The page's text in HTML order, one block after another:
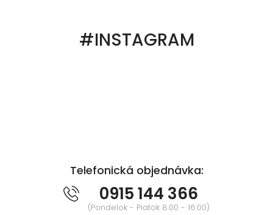
#INSTAGRAM
Telefonická objednávka:
0915 144 366
(Pondelok - Piatok 8:00 - 16:00)